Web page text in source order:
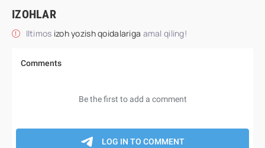
IZOHLAR
Iltimos izoh yozish qoidalariga amal qiling!